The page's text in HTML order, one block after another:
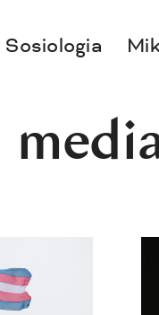
Sosiologia